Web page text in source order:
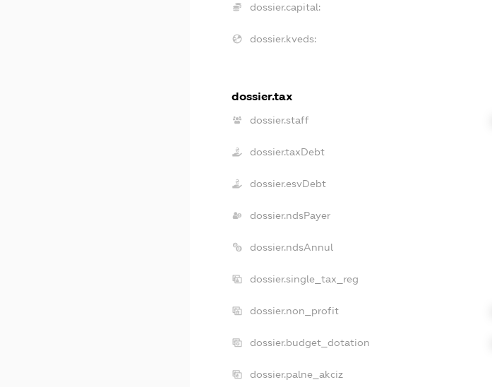
dossier.capital:
dossier.kveds:
dossier.tax
dossier.staff
dossier.taxDebt
dossier.esvDebt
dossier.ndsPayer
dossier.ndsAnnul
dossier.single_tax_reg
dossier.non_profit
dossier.budget_dotation
dossier.palne_akciz